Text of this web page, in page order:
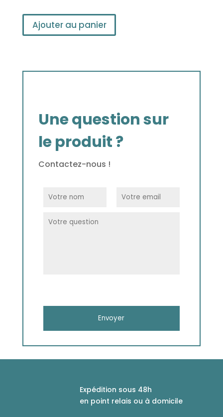
Ajouter au panier
Une question sur
le produit ?
Contactez-nous !
Expédition sous 48h
en point relais ou à domicile